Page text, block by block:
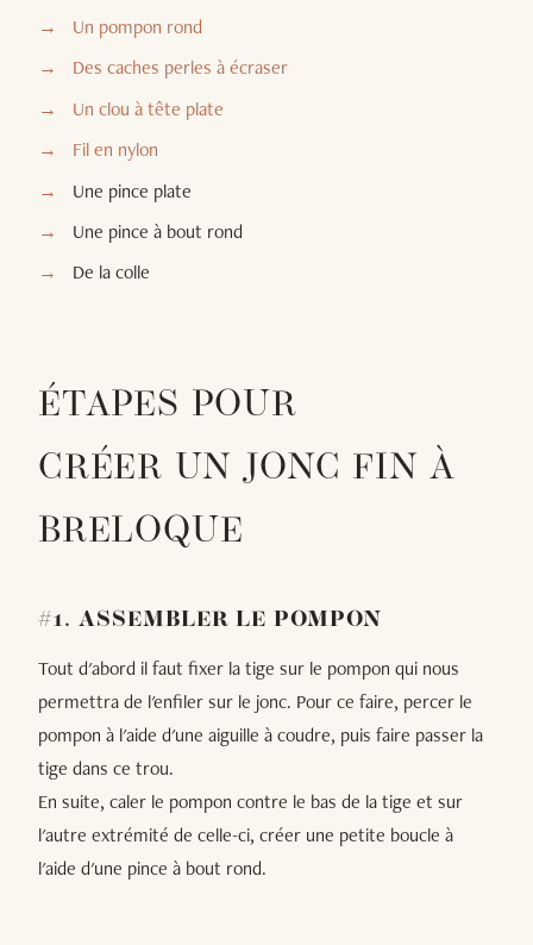
Un pompon rond
Des caches perles à écraser
Un clou à tête plate
Fil en nylon
Une pince plate
Une pince à bout rond
De la colle
ÉTAPES POUR
CRÉER UN JONC FIN À
BRELOQUE
#1. ASSEMBLER LE POMPON
Tout d'abord il faut fixer la tige sur le pompon qui nous
permettra de l'enfiler sur le jonc. Pour ce faire, percer le
pompon à l'aide d'une aiguille à coudre, puis faire passer la
tige dans ce trou.
En suite, caler le pompon contre le bas de la tige et sur
l'autre extrémité de celle-ci, créer une petite boucle à
l'aide d'une pince à bout rond.